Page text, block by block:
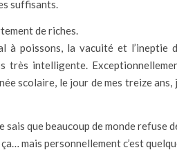
suffisants.
de riches.
à poissons, la vacuité et l’ineptie
très intelligente.
scolaire, le jour de mes treize ans,
que beaucoup de monde refuse
mais personnellement c’est